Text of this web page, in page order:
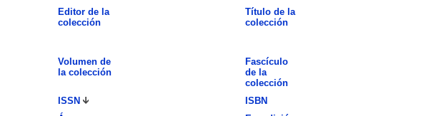
Editor de la
colección
Título de la
colección
Volumen de
la colección
Fascículo
de la
colección
ISSN ISBN